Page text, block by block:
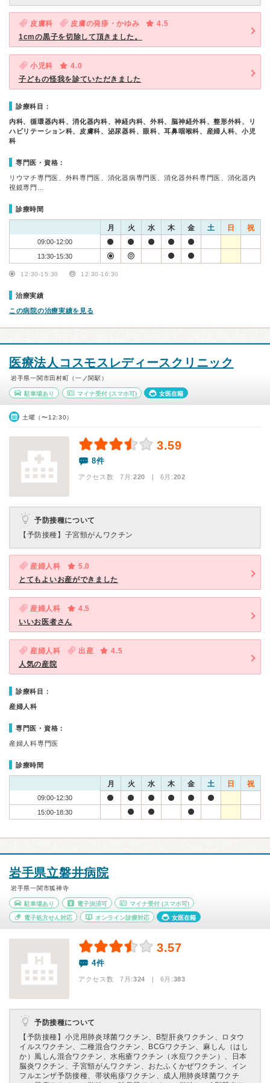
皮膚科 皮膚の発疹・かゆみ
4.5
1cmの黒子を切除して頂きました。
小児科
4.0
子どもの怪我を診ていただきました
診療科目：
内科、循環器内科、消化器内科、神経内科、外科、脳神経外科、整形外科、リ
ハビリテーション科、皮膚科、泌尿器科、眼科、耳鼻咽喉科、産婦人科、小児
科
専門医・資格：
リウマチ専門医、外科専門医、消化器病専門医、消化器外科専門医、消化器内
視鏡専門…
診療時間
月 火 水 木 金 土 日 祝
09:00-12:00
13:30-15:30
12:30-15:30 12:30-16:30
治療実績
この病院の治療実績を見る
医療法人コスモスレディースクリニック
岩手県一関市田村町（一ノ関駅）
駐車場あり マイナ受付(スマホ可) 女医在籍
土曜（〜12:30）
3.59
8件
アクセス数 7月:220 | 6月:202
予防接種について
【予防接種】 子宮頸がんワクチン
産婦人科
5.0
とてもよいお産ができました
産婦人科
4.5
いいお医者さん
産婦人科 出産
4.5
人気の産院
診療科目：
産婦人科
専門医・資格：
産婦人科専門医
診療時間
月 火 水 木 金 土 日 祝
09:00-12:30
15:00-18:30
岩手県立磐井病院
岩手県一関市狐禅寺
駐車場あり 電子決済可 マイナ受付 (スマホ可)
電子処方せん対応 オンライン診療対応 女医在籍
3.57
4件
アクセス数 7月:324 | 6月:383
予防接種について
【予防接種】 小児用肺炎球菌ワクチン、B型肝炎ワクチン、ロタウ
イルスワクチン、二種混合ワクチン、BCGワクチン、麻しん（はし
か）風しん混合ワクチン、水疱瘡ワクチン（水痘ワクチン）、日本
脳炎ワクチン、子宮頸がんワクチン、おたふくかぜワクチン、イン
フルエンザ予防接種、帯状疱疹ワクチン、成人用肺炎球菌ワクチ